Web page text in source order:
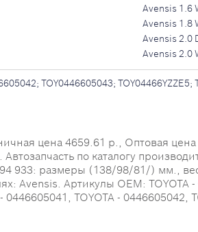
Avensis 1.6
Avensis 1.8
Avensis 2.0
Avensis 2.0
TOY0446605043;
цена 4659.61 р., Оптовая
по каталогу
933: размеры (138/98/81/) мм.,
Артикулы OEM: TOYOTA -
TOYOTA - 0446605042,